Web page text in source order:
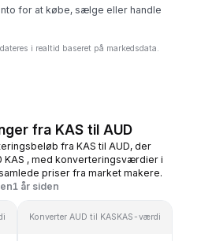
for at købe, sælge eller handle
i realtid baseret på markedsdata.
fra KAS til AUD
fra KAS til AUD, der
, med konverteringsværdier i
priser fra market makere.
1 år siden
Konverter AUD til KASKAS-værdi